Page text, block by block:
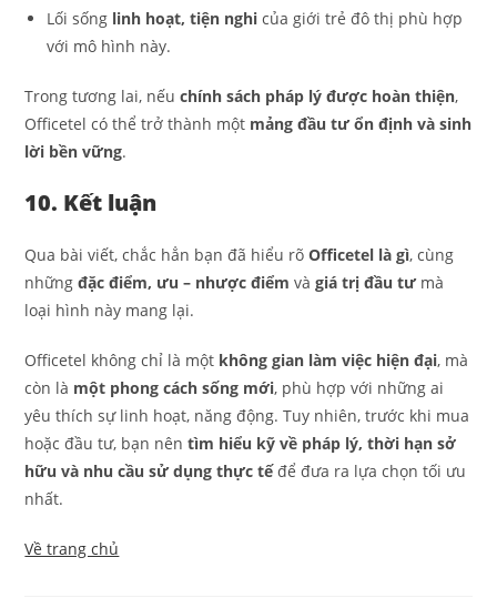
Lối sống linh hoạt, tiện nghi của giới trẻ đô thị phù hợp
với mô hình này.
Trong tương lai, nếuchính sách pháp lý được hoàn thiện,
Officetel có thể trở thành một mảng đầu tư ổn định và sinh
lời bền vững.
10. Kết luận
Qua bài viết, chắc hẳn bạn đã hiểu rõOfficetel là gì, cùng
nhữngđặc điểm, ưu – nhược điểm vàgiá trị đầu tưmà
loại hình này mang lại.
Officetel không chỉ là một không gian làm việc hiện đại, mà
còn là một phong cách sống mới, phù hợp với những ai
yêu thích sự linh hoạt, năng động. Tuy nhiên, trước khi mua
hoặc đầu tư, bạn nêntìm hiểu kỹ về pháp lý, thời hạn sở
hữu và nhu cầu sử dụng thực tếđể đưa ra lựa chọn tối ưu
nhất.
Về trang chủ